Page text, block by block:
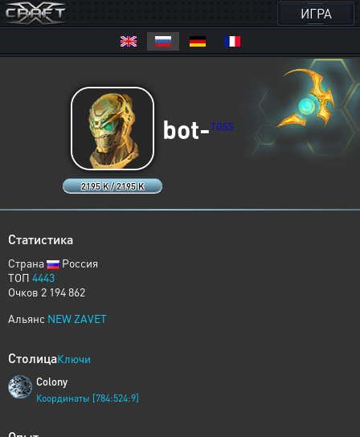
ИГРА
2195 K / 2195 K
bot-TOSS
Статистика
Страна
Россия
ТОП 4443
Очков 2 194 862
Альянс NEW ZAVET
СтолицаКлючи
Colony
Координаты [784:524:9]